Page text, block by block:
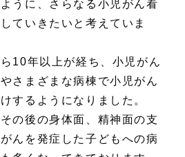
うに、さらなる小児がん看
ていきたいと考えていま
10年以上が経ち、小児がん
さまざまな病棟で小児がん
するようになりました。
の後の身体面、精神面の支
んを発症した子どもへの病